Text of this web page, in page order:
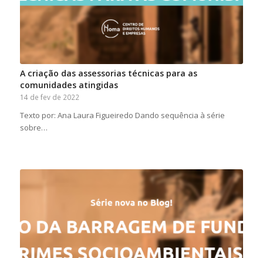
A criação das assessorias técnicas para as
comunidades atingidas
14 de fev de 2022
Texto por: Ana Laura Figueiredo Dando sequência à série
sobre…